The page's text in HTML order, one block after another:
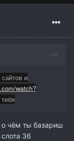
и
watch?
о чём ты базариш
36